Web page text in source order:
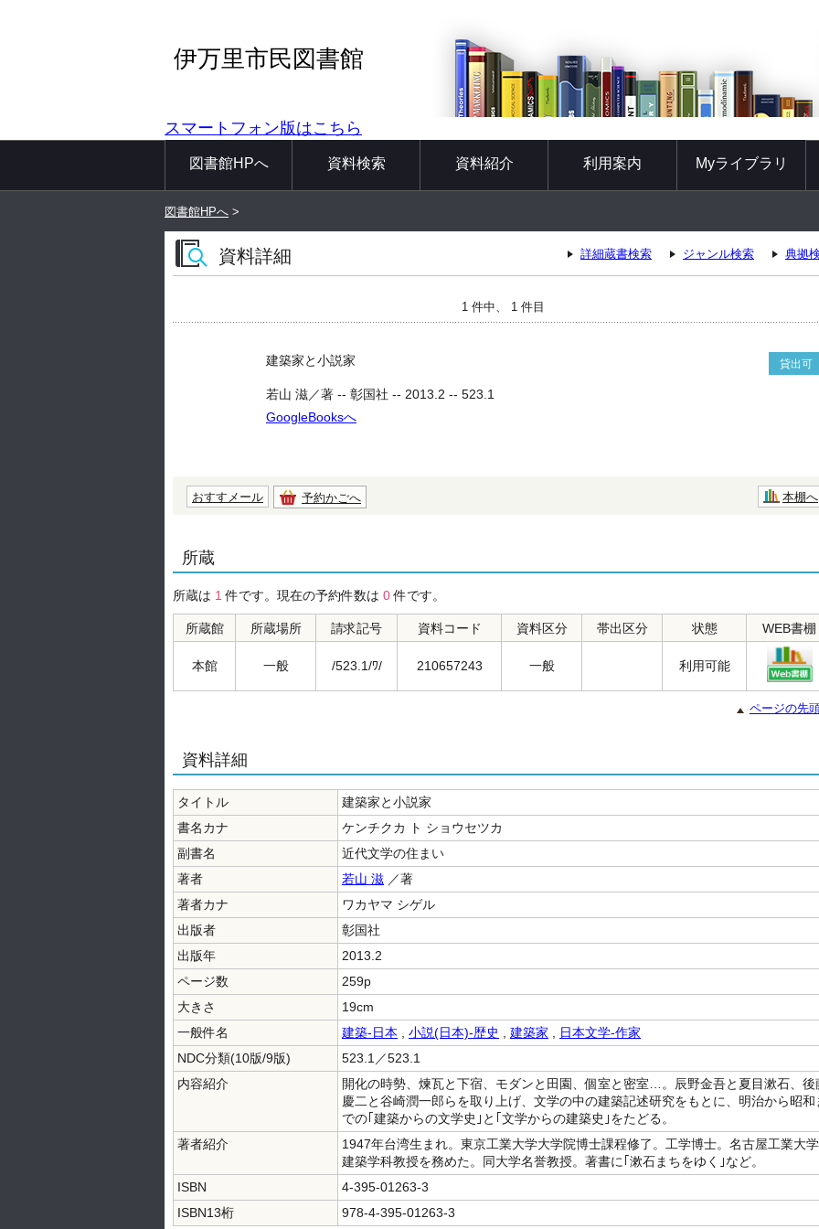
伊万里市民図書館
スマートフォン版はこちら
図書館HPへ 資料検索 資料紹介 利用案内 Myライブラリ
図書館HPへ >
資料詳細 詳細蔵書検索 ジャンル検索 典拠
1 件中、 1 件目
建築家と小説家 貸出可
若山 滋／著 -- 彰国社 -- 2013.2 -- 523.1
GoogleBooksへ
おすすメール 予約かごへ 本棚へ
所蔵
所蔵は 1 件です。現在の予約件数は 0件です。
所蔵館 所蔵場所 請求記号 資料コード 資料区分 帯出区分 状態 WEB書棚
本館 一般 /523.1/ﾜ/ 210657243 一般 利用可能
ページの先
資料詳細
タイトル
建築家と小説家
書名カナ
ケンチクカ ト ショウセツカ
副書名
近代文学の住まい
著者
若山 滋 ／著
著者カナ
ワカヤマ シゲル
出版者
彰国社
出版年
2013.2
ページ数
259p
大きさ
19cm
一般件名
建築-日本 小説(日本)-歴史 建築家
日本文学-作家
NDC分類(10版/9版)
523.1／523.1
内容紹介
開化の時勢、煉瓦と下宿、モダンと田園、個室と密室…。辰野金吾と夏目漱石、後
慶二と谷崎潤一郎らを取り上げ、文学の中の建築記述研究をもとに、明治から昭和
での｢建築からの文学史｣と｢文学からの建築史｣をたどる。
著者紹介
1947年台湾生まれ。東京工業大学大学院博士課程修了。工学博士。名古屋工業大学
建築学科教授を務めた。同大学名誉教授。著書に｢漱石まちをゆく｣など。
ISBN
4-395-01263-3
ISBN13桁
978-4-395-01263-3